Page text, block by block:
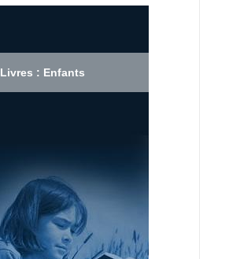
Livres : Enfants